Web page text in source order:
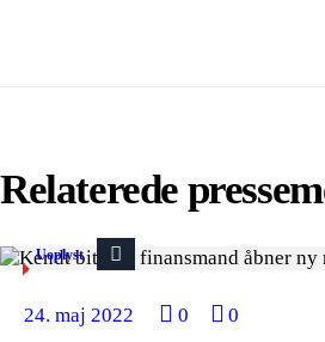
Relaterede
Uoplyst
24. maj 2022 0 0